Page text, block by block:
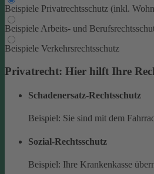
Beispiele Privatrechtsschutz (inkl.
Beispiele Arbeits- und
Beispiele Verkehrsrechtsschutz
Privatrecht: Hier hilft Ihre
Schadenersatz-Rechtsschutz
Beispiel: Sie sind mit dem
Sozial-Rechtsschutz
Beispiel: Ihre Krankenkasse